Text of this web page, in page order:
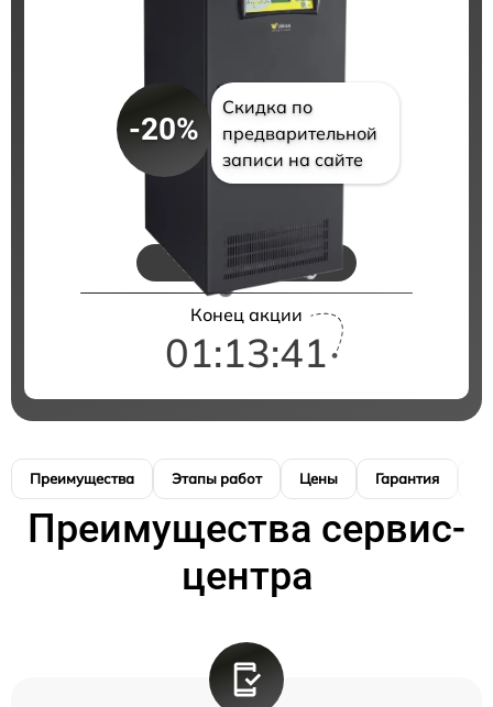
-20%
Скидка по
предварительной
записи на сайте
Цены на ремонт
Конец акции
01:13:40
Преимущества Этапы работ Цены Гарантия
Преимущества сервис-
центра